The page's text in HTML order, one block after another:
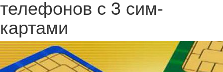
телефонов с 3 сим-
картами